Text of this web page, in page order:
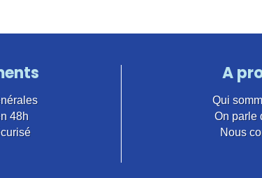
48h
A
Qui
On parle
Nous